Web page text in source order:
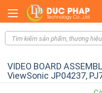
VIDEO BOARD
ViewSonic JP04237,